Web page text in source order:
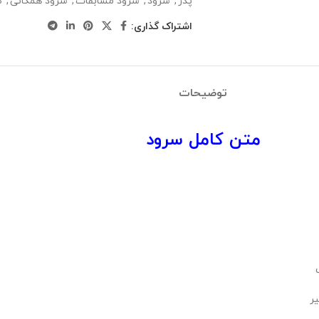
اشتراک گذاری:
توضیحات
متن کامل سرود